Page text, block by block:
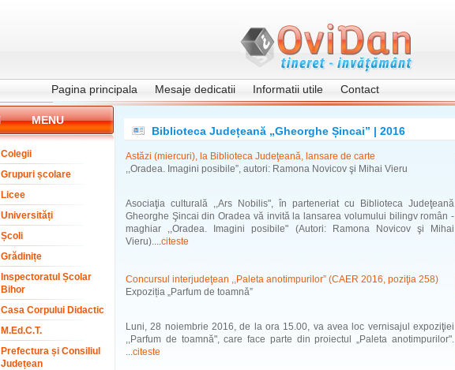
Pagina principala Mesaje dedicatii Informatii utile Contact
MENU
Colegii
Grupuri școlare
Licee
Universități
Școli
Grădinițe
Inspectoratul Școlar
Bihor
Casa Corpului Didactic
M.Ed.C.T.
Prefectura și Consiliul
Județean
Biblioteca Județeană „Gheorghe Șincai” | 2016
Astăzi (miercuri), la Biblioteca Judeţeană, lansare de carte
,,Oradea. Imagini posibile”, autori: Ramona Novicov şi Mihai Vieru
Asociaţia culturală ,,Ars Nobilis", în parteneriat cu Biblioteca Judeţeană
Gheorghe Şincai din Oradea vă invită la lansarea volumului bilingv român -
maghiar ,,Oradea. Imagini posibile" (Autori: Ramona Novicov şi Mihai
Vieru)....citeste
Concursul interjudeţean ,,Paleta anotimpurilor” (CAER 2016, poziţia 258)
Expoziția „Parfum de toamnǎ”
Luni, 28 noiembrie 2016, de la ora 15.00, va avea loc vernisajul expoziţiei
,,Parfum de toamnă", care face parte din proiectul „Paleta anotimpurilor".
...citeste